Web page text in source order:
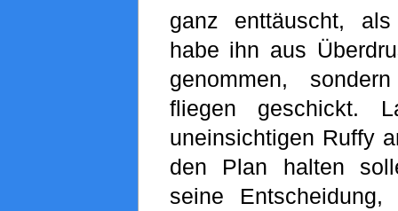
ganz enttäuscht,
habe ihn aus
genommen,
fliegen geschickt.
uneinsichtigen Ruffy
den Plan halten
seine